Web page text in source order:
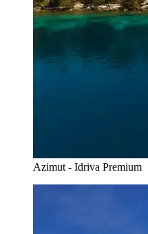
Azimut - Idriva Premium